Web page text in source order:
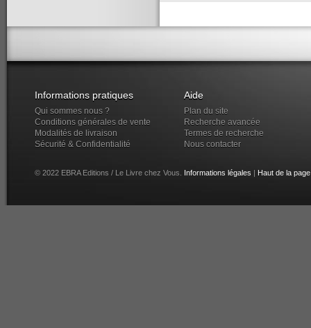
Informations pratiques
Qui sommes nous ?
Conditions générales de vente
Modalités de livraison
Sécurité & Confidentialité
Aide
Plan du site
Recherche avancée
Termes de recherche
Nous contacter
© 2022 EBRA Editions / Le Livre chez Vous. Informations légales Haut de la page